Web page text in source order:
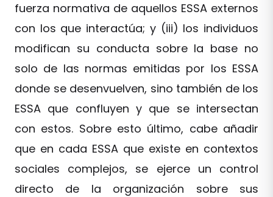
fuerza normativa de aquellos ESSA externos
con los que interactúa; y (iii) los individuos
modifican su conducta sobre la base no
solo de las normas emitidas por los ESSA
donde se desenvuelven, sino también de los
ESSA que confluyen y que se intersectan
con estos. Sobre esto último, cabe añadir
que en cada ESSA que existe en contextos
sociales complejos, se ejerce un control
directo de la organización sobre sus